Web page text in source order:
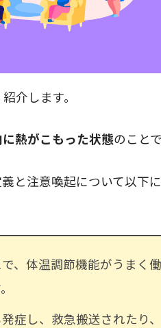
介します。
熱がこもった状態のことで
と注意喚起について以下
、体温調節機能がうまく
症し、救急搬送されたり